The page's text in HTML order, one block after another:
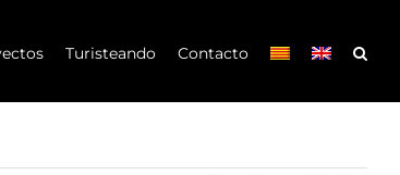
Turisteando Contacto